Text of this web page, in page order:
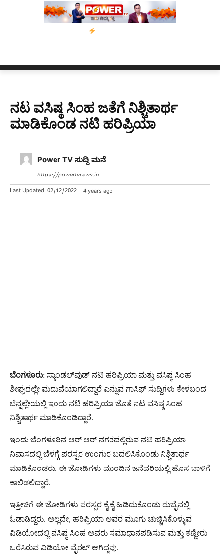
ನ್ಯೂಸ್ ಕಾರ್ಪ್‌ಗೆ ಎಐಯಿಂದ ಸಂಕಷ್ಟ: ಆಸ್ಟ್ರೇಲಿಯಾದಲ್ಲಿ
ನಟ ವಸಿಷ್ಠ ಸಿಂಹ ಜತೆಗೆ ನಿಶ್ಚಿತಾರ್ಥ
ಮಾಡಿಕೊಂಡ ನಟಿ ಹರಿಪ್ರಿಯಾ
Power TV ಸುದ್ದಿ ಮನೆ
https://powertvnews.in
Last Updated: 02/12/2022 4 years ago
ಬೆಂಗಳೂರು: ಸ್ಯಾಂಡಲ್‌ವುಡ್ ನಟಿ ಹರಿಪ್ರಿಯಾ ಮತ್ತು ವಸಿಷ್ಠ ಸಿಂಹ
ಶೀಘ್ರದಲ್ಲೇ ಮದುವೆಯಾಗಲಿದ್ದಾರೆ ಎನ್ನುವ ಗಾಸಿಫ್​ ಸುದ್ದಿಗಳು ಕೇಳಬಂದ
ಬೆನ್ನಲ್ಲೇಯಲ್ಲಿ ಇಂದು ನಟಿ ಹರಿಪ್ರಿಯಾ ಜೊತೆ ನಟ ವಸಿಷ್ಠ ಸಿಂಹ
ನಿಶ್ಚಿತಾರ್ಥ ಮಾಡಿಕೊಂಡಿದ್ದಾರೆ.
ಇಂದು ಬೆಂಗಳೂರಿನ ಆರ್ ಆರ್ ನಗರದಲ್ಲಿರುವ ನಟಿ ಹರಿಪ್ರಿಯಾ
ನಿವಾಸದಲ್ಲಿ ಬೆಳಗ್ಗೆ ಪರಸ್ಪರ ಉಂಗುರ ಬದಲಿಸಿಕೊಂಡು ನಿಶ್ಚಿತಾರ್ಥ
ಮಾಡಿಕೊಂಡರು. ಈ ಜೋಡಿಗಳು ಮುಂದಿನ ಜನೆವರಿಯಲ್ಲಿ ಹೊಸ ಬಾಳಿಗೆ
ಕಾಲಿಡಲಿದ್ದಾರೆ.
ಇತ್ತೀಚಿಗೆ ಈ ಜೋಡಿಗಳು ಪರಸ್ಪರ ಕೈ ಕೈ ಹಿಡಿದುಕೊಂಡು ದುಬೈನಲ್ಲಿ
ಓಡಾಡಿದ್ದರು. ಅಲ್ಲದೇ, ಹರಿಪ್ರಿಯಾ ಅವರ ಮೂಗು ಚುಚ್ಚಿಸಿಕೊಳ್ಳುವ
ವಿಡಿಯೋದಲ್ಲಿ ವಸಿಷ್ಠ ಸಿಂಹ ಅವರು ಸಮಾಧಾನಪಡಿಸುವ ಮತ್ತು ಕಣ್ಣೀರು
ಒರೆಸಿರುವ ವಿಡಿಯೋ ವೈರಲ್ ಆಗಿದ್ದವು.